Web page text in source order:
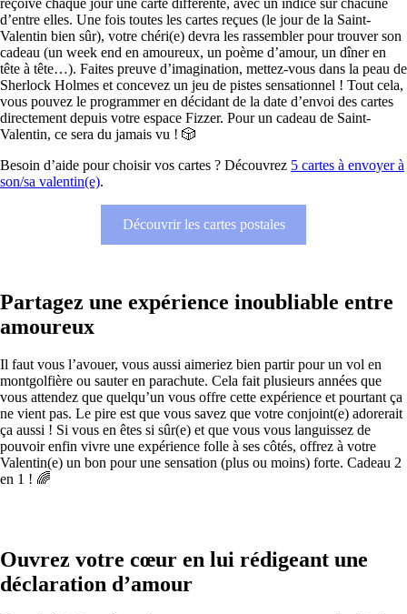
reçoive chaque jour une carte différente, avec un indice sur chacune
d’entre elles. Une fois toutes les cartes reçues (le jour de la Saint-
Valentin bien sûr), votre chéri(e) devra les rassembler pour trouver son
cadeau (un week end en amoureux, un poème d’amour, un dîner en
tête à tête…). Faites preuve d’imagination, mettez-vous dans la peau de
Sherlock Holmes et concevez un jeu de pistes sensationnel ! Tout cela,
vous pouvez le programmer en décidant de la date d’envoi des cartes
directement depuis votre espace Fizzer. Pour un cadeau de Saint-
Valentin, ce sera du jamais vu ! 🎲
Besoin d’aide pour choisir vos cartes ? Découvrez 5 cartes à envoyer à
son/sa valentin(e).
Découvrir les cartes postales
Partagez une expérience inoubliable entre
amoureux
Il faut vous l’avouer, vous aussi aimeriez bien partir pour un vol en
montgolfière ou sauter en parachute. Cela fait plusieurs années que
vous attendez que quelqu’un vous offre cette expérience et pourtant ça
ne vient pas. Le pire est que vous savez que votre conjoint(e) adorerait
ça aussi ! Si vous en êtes si sûr(e) et que vous vous languissez de
pouvoir enfin vivre une expérience folle à ses côtés, offrez à votre
Valentin(e) un bon pour une sensation (plus ou moins) forte. Cadeau 2
en 1 ! 🌈
Ouvrez votre cœur en lui rédigeant une
déclaration d’amour